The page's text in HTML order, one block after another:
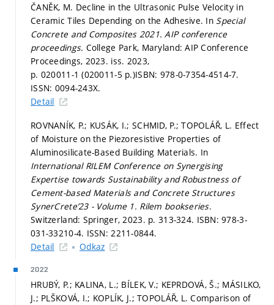
ČANĚK, M. Decline in the Ultrasonic Pulse Velocity in
Ceramic Tiles Depending on the Adhesive. In Special
Concrete and Composites 2021.AIP conference
proceedings. College Park, Maryland: AIP Conference
Proceedings, 2023. iss. 2023,
p. 020011-1 (020011-5 p.)ISBN: 978-0-7354-4514-7.
ISSN: 0094-243X.
Detail
ROVNANÍK, P.; KUSÁK, I.; SCHMID, P.; TOPOLÁŘ, L. Effect
of Moisture on the Piezoresistive Properties of
Aluminosilicate-Based Building Materials. In
International RILEM Conference on Synergising
Expertise towards Sustainability and Robustness of
Cement-based Materials and Concrete Structures
SynerCrete’23 - Volume 1. Rilem bookseries.
Switzerland: Springer, 2023. p. 313-324. ISBN: 978-3-
031-33210-4. ISSN: 2211-0844.
Detail
Odkaz
2022
HRUBÝ, P.; KALINA, L.; BÍLEK, V.; KEPRDOVÁ, Š.; MÁSILKO,
J.; PLŠKOVÁ, I.; KOPLÍK, J.; TOPOLÁŘ, L. Comparison of